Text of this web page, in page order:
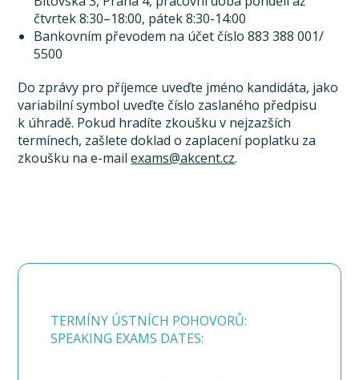
čtvrtek 8:30–18:00, pátek 8:30-14:00
Bankovním převodem na účet číslo 883 388 001/
5500
Do zprávy pro příjemce uveďte jméno kandidáta, jako
variabilní symbol uveďte číslo zaslaného předpisu
k úhradě. Pokud hradíte zkoušku v nejzazších
termínech, zašlete doklad o zaplacení poplatku za
zkoušku na e-mailexams@akcent.cz.
TERMÍNY ÚSTNÍCH POHOVORŮ:
SPEAKING EXAMS DATES: